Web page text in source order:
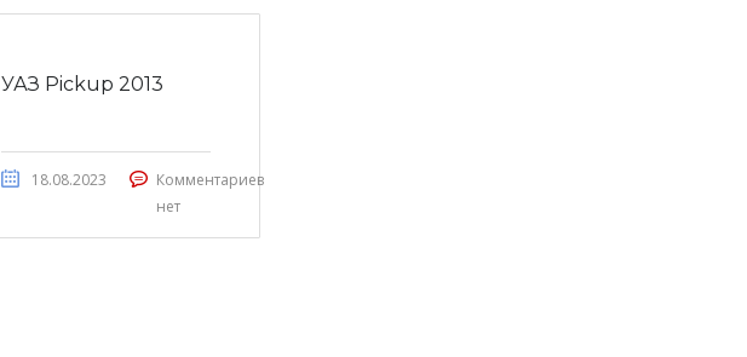
УАЗ Pickup 2013
18.08.2023
Комментариев
нет